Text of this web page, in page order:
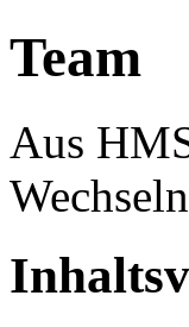
Team
Aus